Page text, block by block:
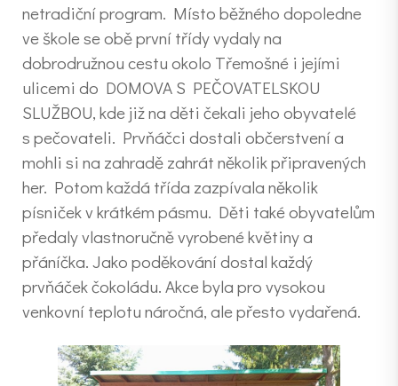
netradiční program. Místo běžného dopoledne
ve škole se obě první třídy vydaly na
dobrodružnou cestu okolo Třemošné i jejími
ulicemi do DOMOVA S PEČOVATELSKOU
SLUŽBOU, kde již na děti čekali jeho obyvatelé
s pečovateli. Prvňáčci dostali občerstvení a
mohli si na zahradě zahrát několik připravených
her. Potom každá třída zazpívala několik
písniček v krátkém pásmu. Děti také obyvatelům
předaly vlastnoručně vyrobené květiny a
přáníčka. Jako poděkování dostal každý
prvňáček čokoládu. Akce byla pro vysokou
venkovní teplotu náročná, ale přesto vydařená.